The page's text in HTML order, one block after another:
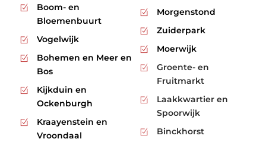
Boom- en
Bloemenbuurt
Vogelwijk
Bohemen en Meer en
Bos
Kijkduin en
Ockenburgh
Kraayenstein en
Vroondaal
Morgenstond
Zuiderpark
Moerwijk
Groente- en
Fruitmarkt
Laakkwartier en
Spoorwijk
Binckhorst